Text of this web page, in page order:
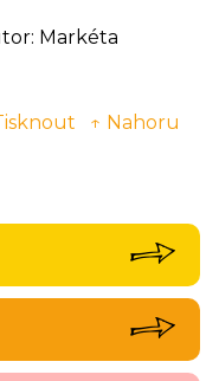
Markéta
↑ Nahoru